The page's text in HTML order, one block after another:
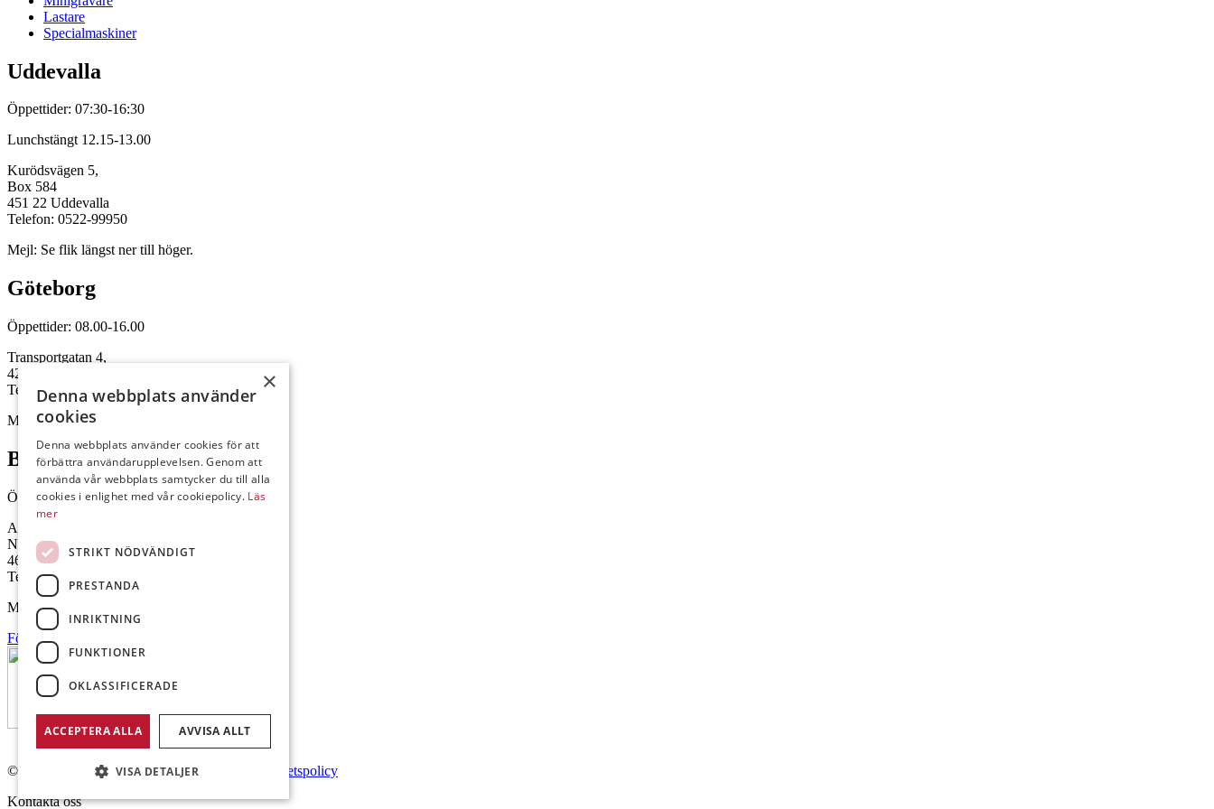
Lastare
Specialmaskiner
Uddevalla
Öppettider: 07:30-16:30
Lunchstängt 12.15-13.00
Kurödsvägen 5,
Box 584
451 22 Uddevalla
Telefon: 0522-99950
Mejl: Se flik längst ner till höger.
Göteborg
Öppettider: 08.00-16.00
Transportgatan 4,
422 46 Hisings Backa
Telefon: 0708-115352
Mejl: Se flik längst ner till höger.
Brålanda
Öppettider: 07:00-16:00
Andrésen Maskin i Brålanda AB
Nuntorp 301
464 64 Brålanda
Telefon: 0521-57 57 30
Mejl: Se flik längst ner till höger.
Följ oss på Facebook
© Copyright 2026 Andrésen Maskin AB.
Integritetspolicy
Kontakta oss
×
Denna webbplats använder
cookies
Denna webbplats använder cookies för att
förbättra användarupplevelsen. Genom att
använda vår webbplats samtycker du till alla
cookies i enlighet med vår cookiepolicy. Läs
mer
STRIKT NÖDVÄNDIGT
PRESTANDA
INRIKTNING
FUNKTIONER
OKLASSIFICERADE
ACCEPTERA ALLA AVVISA ALLT
VISA DETALJER